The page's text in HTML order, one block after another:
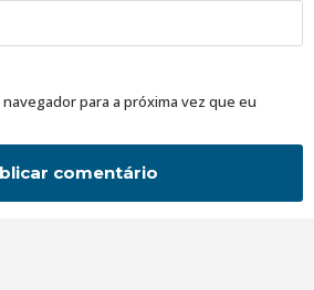
para a próxima vez que eu